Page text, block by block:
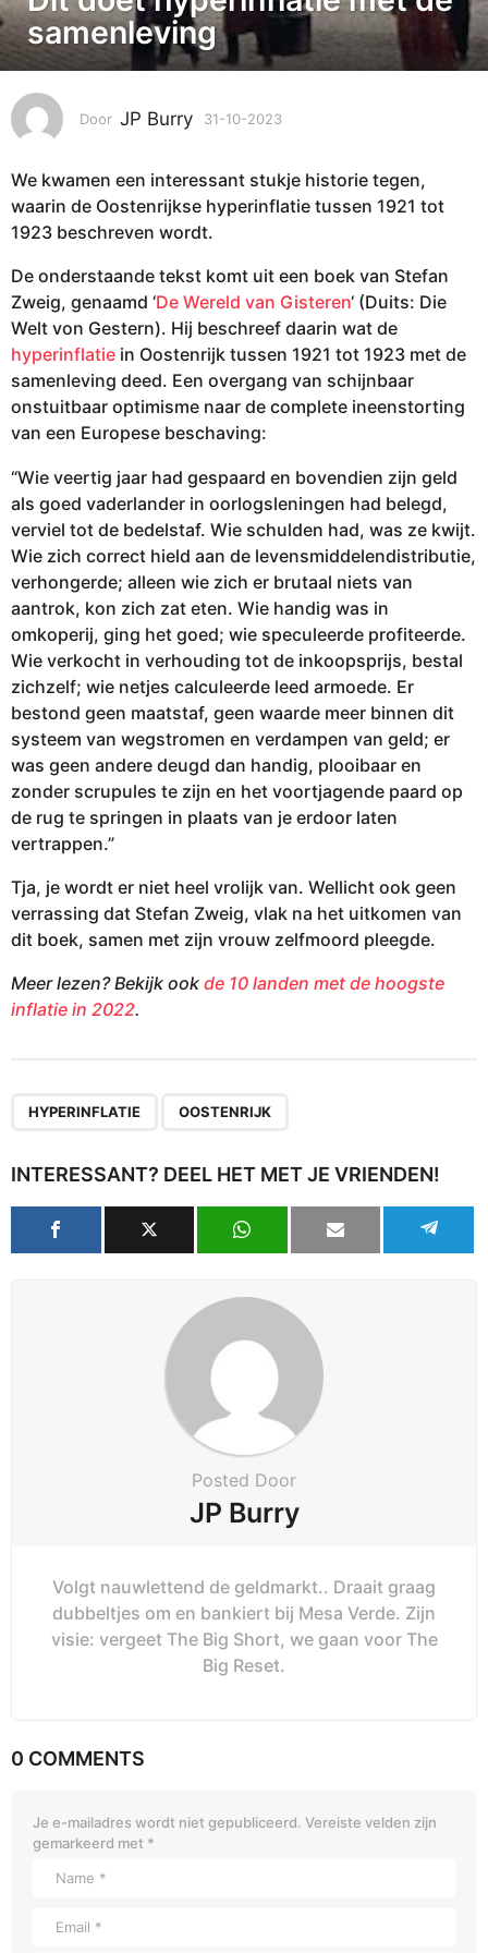
-
1
0
-
2
2
3
3
-
1
0
-
2
0
2
samenleving
Door JP Burry 31-10-2023
1
0
2
3
We kwamen een interessant stukje historie tegen,
waarin de Oostenrijkse hyperinflatie tussen 1921 tot
1923 beschreven wordt.
De onderstaande tekst komt uit een boek van Stefan
Zweig, genaamd ‘De Wereld van Gisteren‘ (Duits: Die
Welt von Gestern). Hij beschreef daarin wat de
hyperinflatie in Oostenrijk tussen 1921 tot 1923 met de
samenleving deed. Een overgang van schijnbaar
onstuitbaar optimisme naar de complete ineenstorting
van een Europese beschaving:
“Wie veertig jaar had gespaard en bovendien zijn geld
als goed vaderlander in oorlogsleningen had belegd,
verviel tot de bedelstaf. Wie schulden had, was ze kwijt.
Wie zich correct hield aan de levensmiddelendistributie,
verhongerde; alleen wie zich er brutaal niets van
aantrok, kon zich zat eten. Wie handig was in
omkoperij, ging het goed; wie speculeerde profiteerde.
Wie verkocht in verhouding tot de inkoopsprijs, bestal
zichzelf; wie netjes calculeerde leed armoede. Er
bestond geen maatstaf, geen waarde meer binnen dit
systeem van wegstromen en verdampen van geld; er
was geen andere deugd dan handig, plooibaar en
zonder scrupules te zijn en het voortjagende paard op
de rug te springen in plaats van je erdoor laten
vertrappen.”
Tja, je wordt er niet heel vrolijk van. Wellicht ook geen
verrassing dat Stefan Zweig, vlak na het uitkomen van
dit boek, samen met zijn vrouw zelfmoord pleegde.
Meer lezen? Bekijk ook de 10 landen met de hoogste
inflatie in 2022.
HYPERINFLATIE OOSTENRIJK
INTERESSANT? DEEL HET MET JE VRIENDEN!
Posted Door
JP Burry
Volgt nauwlettend de geldmarkt.. Draait graag
dubbeltjes om en bankiert bij Mesa Verde. Zijn
visie: vergeet The Big Short, we gaan voor The
Big Reset.
0 COMMENTS
Je e-mailadres wordt niet gepubliceerd. Vereiste velden zijn
gemarkeerd met *